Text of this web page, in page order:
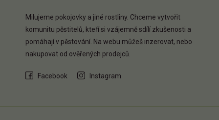
Milujeme pokojovky a jiné rostliny. Chceme vytvořit
komunitu pěstitelů, kteří si vzájemně sdílí zkušenosti a
pomáhají v pěstování. Na webu můžeš inzerovat, nebo
nakupovat od ověřených prodejců.
Facebook Instagram